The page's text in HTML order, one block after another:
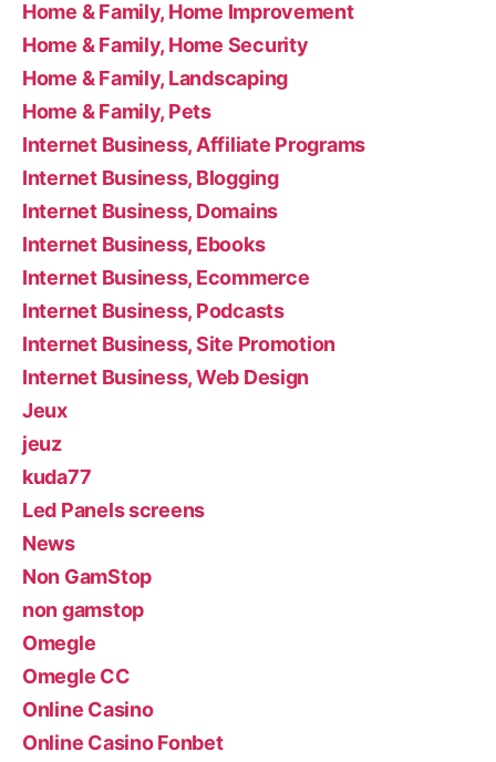
Home & Family, Home Improvement
Home & Family, Home Security
Home & Family, Landscaping
Home & Family, Pets
Internet Business, Affiliate Programs
Internet Business, Blogging
Internet Business, Domains
Internet Business, Ebooks
Internet Business, Ecommerce
Internet Business, Podcasts
Internet Business, Site Promotion
Internet Business, Web Design
Jeux
jeuz
kuda77
Led Panels screens
News
Non GamStop
non gamstop
Omegle
Omegle CC
Online Casino
Online Casino Fonbet